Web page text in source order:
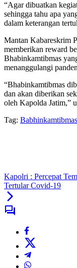
“Agar dibuatkan
sehingga tahu apa
dalam keterangan
Mantan Kabareskrim
memberikan reward
Bhabinkamtibmas
menanggulangi
“Bhabinkamtibmas
dan akan diberikan
oleh Kapolda Jatim,”
Tag: Babhinkamtibmas
Kapolri : Percepat
Tertular Covid-19